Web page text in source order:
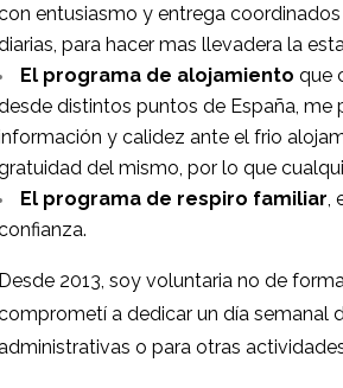
entusiasmo y entrega
para hacer mas llevadera la
El programa de alojamiento que
distintos puntos de España, me
y calidez ante el frio
del mismo, por lo que
El programa de respiro familiar,
Desde 2013, soy voluntaria no de
a dedicar un día semanal
o para otras